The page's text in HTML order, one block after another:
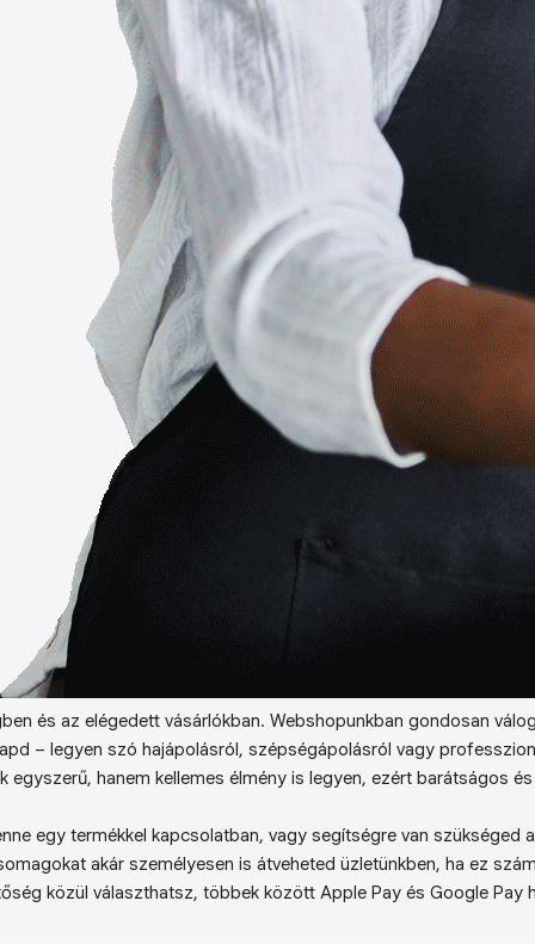
és az elégedett vásárlókban. Webshopunkban gondosan
– legyen szó hajápolásról, szépségápolásról vagy
egyszerű, hanem kellemes élmény is legyen, ezért barátságos
egy termékkel kapcsolatban, vagy segítségre van szükséged
akár személyesen is átveheted üzletünkben, ha ez
közül választhatsz, többek között Apple Pay és Google Pay